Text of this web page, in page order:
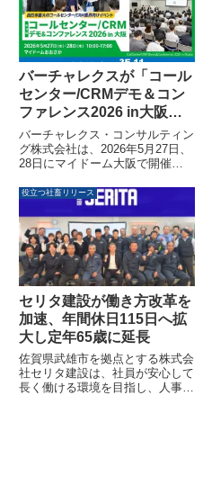
公開しました。本カンファレンス
では、IT・セキュリティ専門家が
多数参加し、次世代の自律型エン
タープライズ実現に向けたビジョ
ンが共有されました。
バーチャレクスが「コール
センター/CRMデモ＆コン
ファレンス2026 in大阪」
に出展、AI活用で顧客フロ
ントの高度化・自動化を推
進
バーチャレクス・コンサルティン
グ株式会社は、2026年5月27日、
28日にマイドーム大阪で開催さ
ー/CRMデモ＆コンファレンス
2026 in大阪」に出展します。人
手不足や問い合わせ対応の複雑化
といった課題に対し、同社が培っ
てきたコンタクトセンター運営の
知見を活かし、「ヒト×AI」によ
る実務直結のソリューションを紹
介します。
役立つ社畜リリース
セリタ建設が働き方改革を
加速、年間休日115日へ拡
大し定年65歳に延長
佐賀県武雄市を拠点とする株式会
社セリタ建設は、社員が安心して
長く働ける環境を目指し、人事制